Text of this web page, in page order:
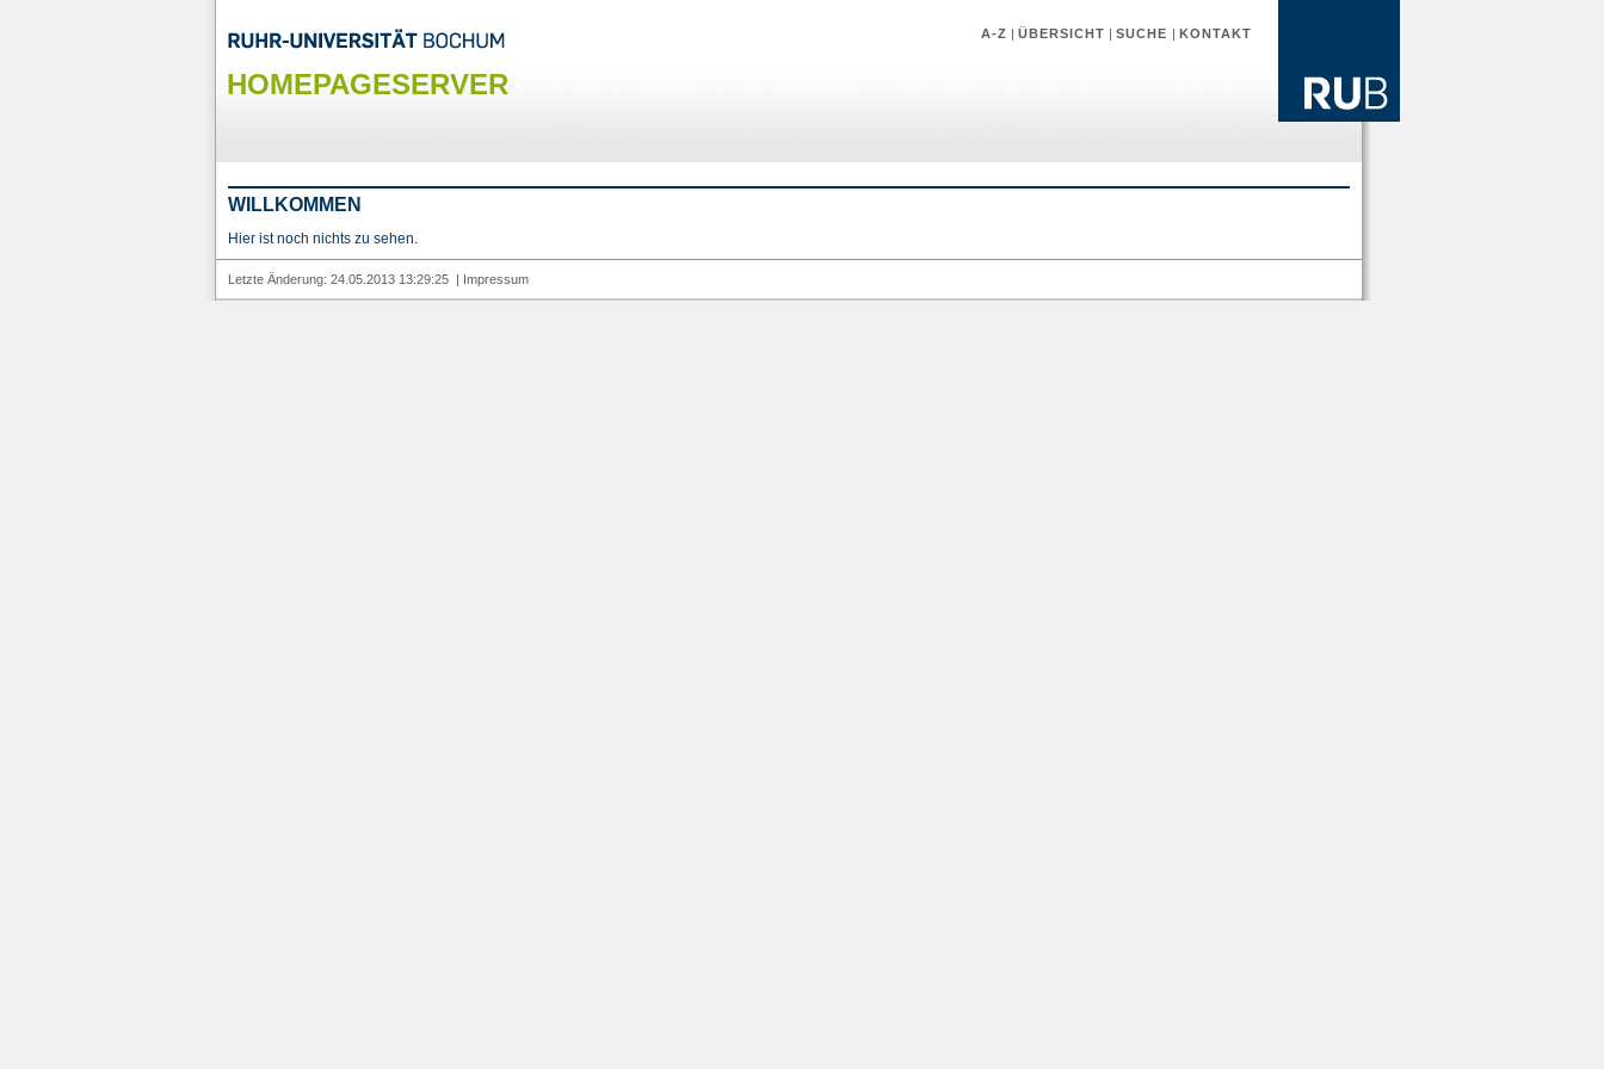
A-Z |ÜBERSICHT |SUCHE |KONTAKT
HOMEPAGESERVER
WILLKOMMEN
Hier ist noch nichts zu sehen.
Letzte Änderung: 24.05.2013 13:29:25 | Impressum